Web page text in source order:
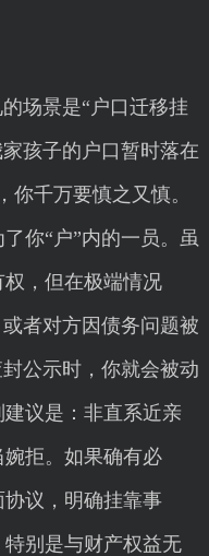
场景是“户口迁移挂
孩子的户口暂时落在
你千万要慎之又慎。
你“户”内的一员。虽
，但在极端情况
者对方因债务问题被
公示时，你就会被动
议是：非直系近亲
拒。如果确有必
议，明确挂靠事
别是与财产权益无